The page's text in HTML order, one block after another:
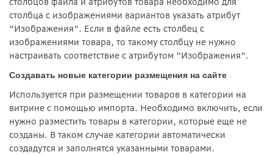
столбца с изображениями вариантов указать атрибут
"Изображения". Если в файле есть столбец с
изображениями товара, то такому столбцу не нужно
настраивать соответствие с атрибутом "Изображения".
Создавать новые категории размещения на сайте
Используется при размещении товаров в категории на
витрине с помощью импорта. Необходимо включить, если
нужно разместить товары в категории, которые еще не
созданы. В таком случае категории автоматически
создадутся и заполнятся указанными товарами.